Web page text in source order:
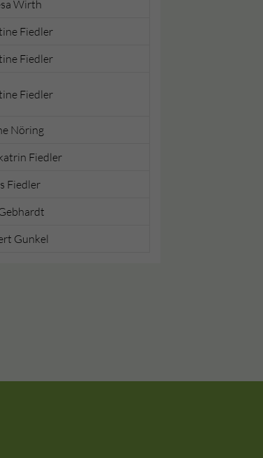
Wirth
Fiedler
Fiedler
Fiedler
Nöring
Fiedler
Fiedler
Gunkel